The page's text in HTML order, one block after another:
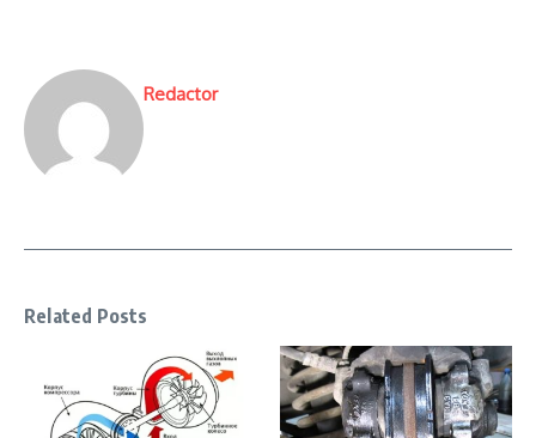
Redactor
Related Posts